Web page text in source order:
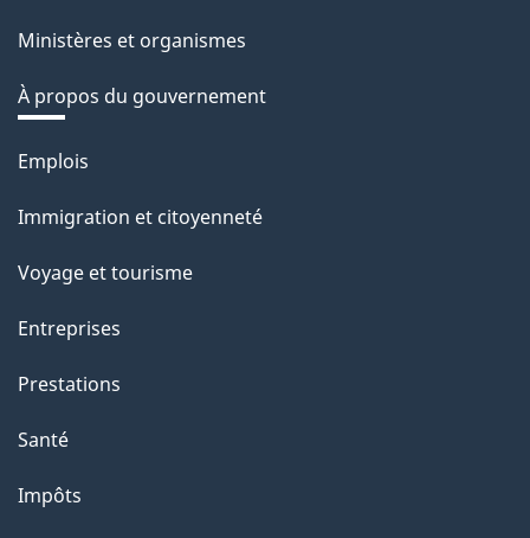
Ministères et organismes
À propos du gouvernement
Thèmes
sujets
Emplois
Immigration et citoyenneté
Voyage et tourisme
Entreprises
Prestations
Santé
Impôts